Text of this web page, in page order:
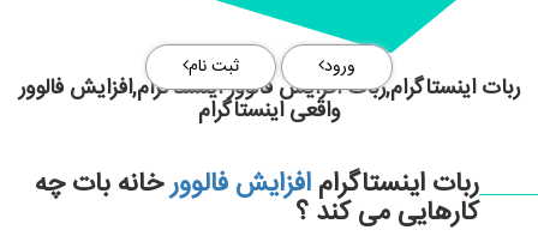
ورود ثبت نام
ربات اینستاگرام,ربات افزایش فالوور اینستاگرام,افزایش فالوور
واقعی اینستاگرام
ربات اینستاگرامافزایش فالوورخانه بات چه
کارهایی می کند ؟